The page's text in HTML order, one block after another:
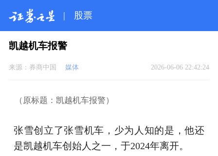
| 股票
凯越机车报警
来源： 券商中国 媒体 2026-06-06 22:42:24
（原标题：凯越机车报警）
张雪创立了张雪机车，少为人知的是，他还
是凯越机车创始人之一，于2024年离开。